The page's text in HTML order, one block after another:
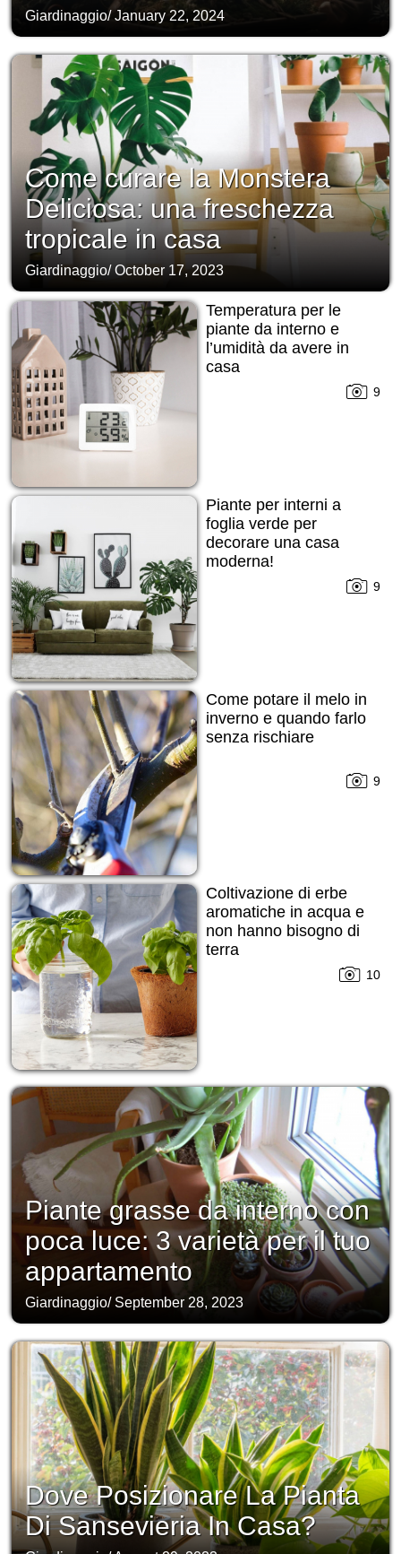
Giardinaggio/January 22, 2024
Come curare la Monstera
Deliciosa: una freschezza
tropicale in casa
Giardinaggio/October 17, 2023
Temperatura per le
piante da interno e
l’umidità da avere in
casa
9
Piante per interni a
foglia verde per
decorare una casa
moderna!
9
Come potare il melo in
inverno e quando farlo
senza rischiare
9
Coltivazione di erbe
aromatiche in acqua e
non hanno bisogno di
terra
10
Piante grasse da interno con
poca luce: 3 varietà per il tuo
appartamento
Giardinaggio/ September 28, 2023
Dove Posizionare La Pianta
Di Sansevieria In Casa?